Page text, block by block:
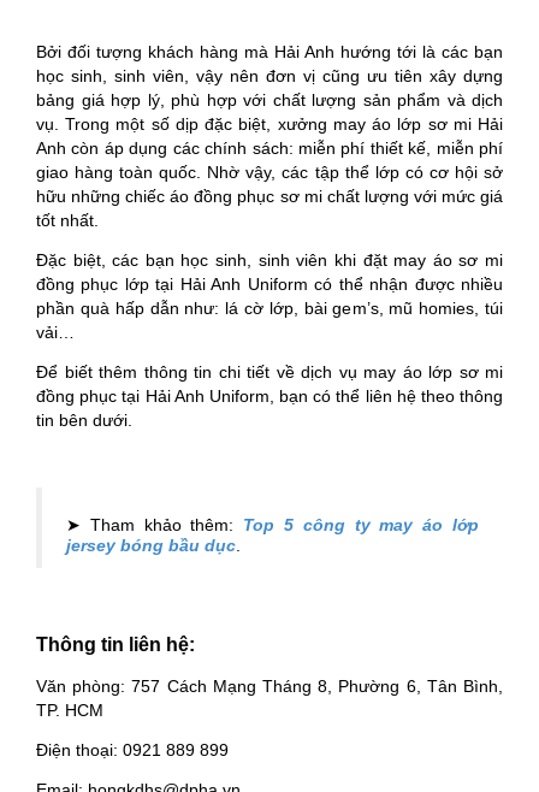
Bởi đối tượng khách hàng mà Hải Anh hướng tới là các bạn
học sinh, sinh viên, vậy nên đơn vị cũng ưu tiên xây dựng
bảng giá hợp lý, phù hợp với chất lượng sản phẩm và dịch
vụ. Trong một số dịp đặc biệt, xưởng may áo lớp sơ mi Hải
Anh còn áp dụng các chính sách: miễn phí thiết kế, miễn phí
giao hàng toàn quốc. Nhờ vậy, các tập thể lớp có cơ hội sở
hữu những chiếc áo đồng phục sơ mi chất lượng với mức giá
tốt nhất.
Đặc biệt, các bạn học sinh, sinh viên khi đặt may áo sơ mi
đồng phục lớp tại Hải Anh Uniform có thể nhận được nhiều
phần quà hấp dẫn như: lá cờ lớp, bài gem’s, mũ homies, túi
vải…
Để biết thêm thông tin chi tiết về dịch vụ may áo lớp sơ mi
đồng phục tại Hải Anh Uniform, bạn có thể liên hệ theo thông
tin bên dưới.
➤ Tham khảo thêm: Top 5 công ty may áo lớp
jersey bóng bầu dục
Thông tin liên hệ:
Văn phòng: 757 Cách Mạng Tháng 8, Phường 6, Tân Bình,
TP. HCM
Điện thoại: 0921 889 899